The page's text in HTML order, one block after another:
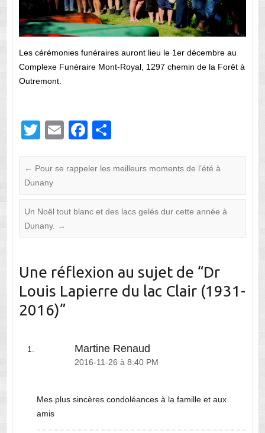
Les cérémonies funéraires auront lieu le 1er décembre au
Complexe Funéraire Mont-Royal, 1297 chemin de la Forêt à
Outremont.
T
tt
er
E
ail
F
c
b
k
ta
er
← Pour se rappeler les meilleurs moments de l’été à
Dunany
Un Noël tout blanc et des lacs gelés dur cette année à
Dunany.
→
Une réflexion au sujet de “Dr
Louis Lapierre du lac Clair (1931-
2016)”
Martine Renaud
2016-11-26 à 8:40 PM
Mes plus sincères condoléances à la famille et aux
amis